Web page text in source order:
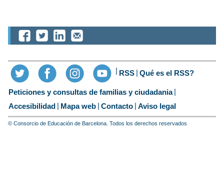
RSS Qué es el RSS?
Peticiones y consultas de familias y ciudadania
Accesibilidad
Mapa web Contacto Aviso legal
© Consorcio de Educación de Barcelona. Todos los derechos reservados